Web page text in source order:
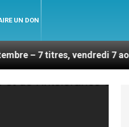
UN DON
vendredi 7 août 2026